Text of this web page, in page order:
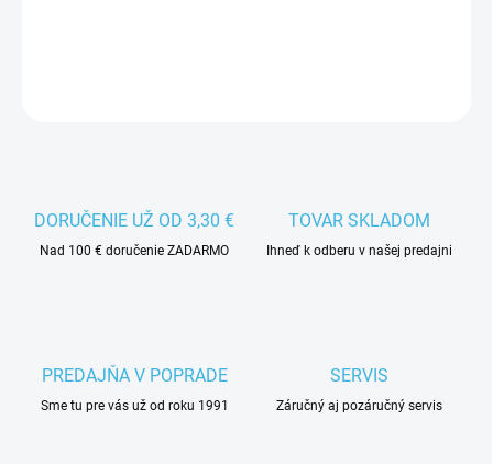
DORUČENIE UŽ OD 3,30 €
Nad 100 € doručenie ZADARMO
TOVAR SKLADOM
Ihneď k odberu v našej predajni
PREDAJŇA V POPRADE
Sme tu pre vás už od roku 1991
SERVIS
Záručný aj pozáručný servis